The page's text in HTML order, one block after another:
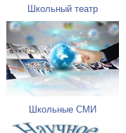
Школьный театр
Школьные СМИ